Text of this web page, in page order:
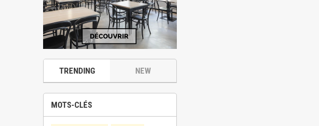
TRENDING NEW
MOTS-CLÉS